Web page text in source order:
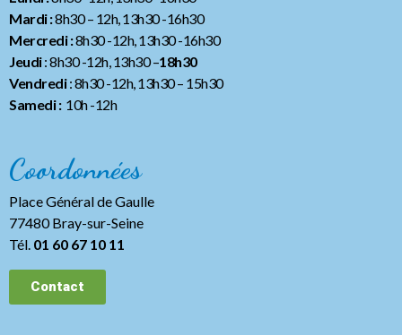
Mardi :8h30 – 12h, 13h30 -16h30
Mercredi :8h30 -12h, 13h30 -16h30
Jeudi: 8h30 -12h, 13h30 –18h30
Vendredi: 8h30 -12h, 13h30– 15h30
Samedi :10h -12h
Coordonnées
Place Général de Gaulle
77480 Bray-sur-Seine
Tél. 01 60 67 10 11
Contact